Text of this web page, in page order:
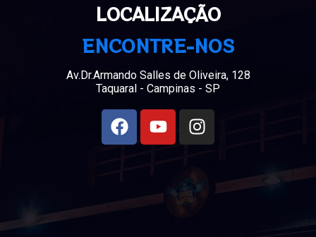
LOCALIZAÇÃO
ENCONTRE-NOS
Av.Dr.Armando Salles de Oliveira, 128
Taquaral - Campinas - SP